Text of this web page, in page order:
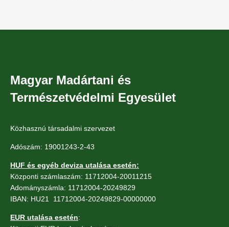
Magyar Madártani és
Természetvédelmi Egyesület
Közhasznú társadalmi szervezet
Adószám: 19001243-2-43
HUF és egyéb deviza utalása esetén:
Központi számlaszám: 11712004-20011215
Adományszámla: 11712004-20249829
IBAN: HU21 11712004-20249829-00000000
EUR utalása esetén: